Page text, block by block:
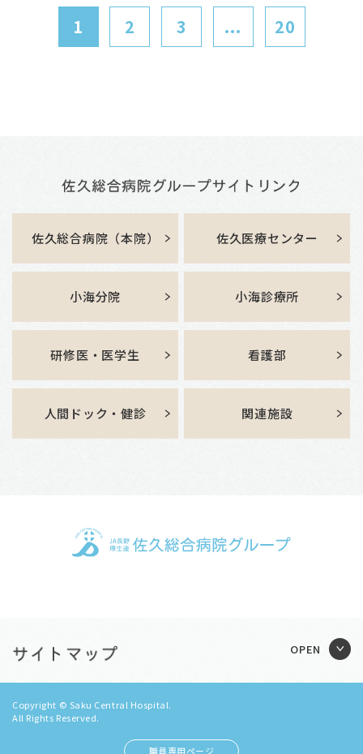
1 2 3 ... 20
佐久総合病院（本院） 佐久医療センター
小海分院 小海診療所
研修医・医学生 看護部
人間ドック・健診 関連施設
Copyright © Saku Central Hospital.
All Rights Reserved.
職員専用ページ